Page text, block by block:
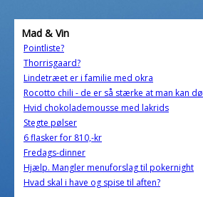
Mad & Vin
Pointliste?
Thorrisgaard?
Lindetræet er i familie med okra
Rocotto chili - de er så stærke at man kan dø
Hvid chokolademousse med lakrids
Stegte pølser
6 flasker for 810,-kr
Fredags-dinner
Hjælp. Mangler menuforslag til pokernight
Hvad skal i have og spise til aften?